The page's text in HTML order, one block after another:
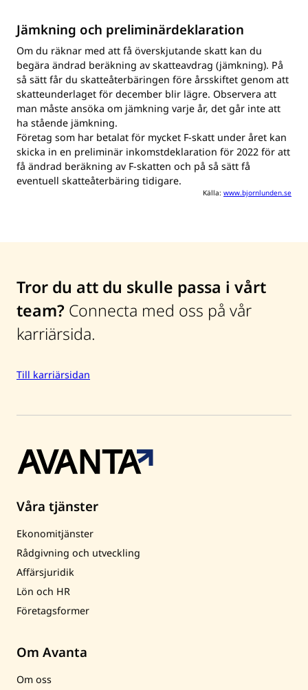
Jämkning och preliminärdeklaration
Om du räknar med att få överskjutande skatt kan du
begära ändrad beräkning av skatteavdrag (jämkning). På
så sätt får du skatteåterbäringen före årsskiftet genom att
skatteunderlaget för december blir lägre. Observera att
man måste ansöka om jämkning varje år, det går inte att
ha stående jämkning.
Företag som har betalat för mycket F-skatt under året kan
skicka in en preliminär inkomstdeklaration för 2022 för att
få ändrad beräkning av F-skatten och på så sätt få
eventuell skatteåterbäring tidigare.
Källa: www.bjornlunden.se
Tror du att du skulle passa i vårt
team? Connecta med oss på vår
karriärsida.
Till karriärsidan
Våra tjänster
Ekonomitjänster
Rådgivning och utveckling
Affärsjuridik
Lön och HR
Företagsformer
Om Avanta
Om oss